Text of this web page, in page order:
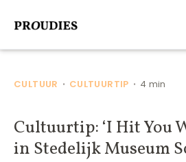
CULTUUR • CULTUURTIP • 4 min
Cultuurtip: ‘I Hit You
in Stedelijk Museum